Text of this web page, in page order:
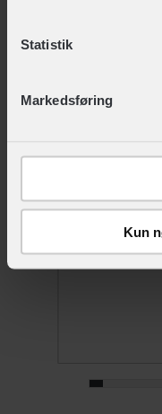
Du kan til enhver tid
ændre det ved at
Statistik
Markedsføring
Kun